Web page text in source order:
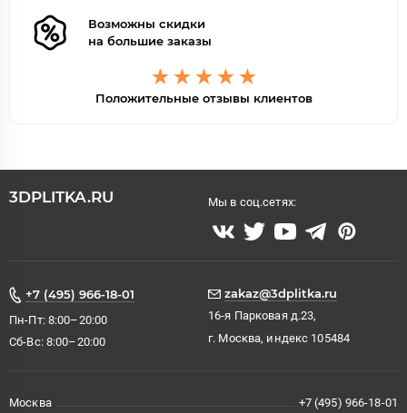
Возможны скидки
на большие заказы
Положительные отзывы клиентов
3DPLITKA.RU Мы в соц.сетях:
+7 (495) 966-18-01
Пн-Пт: 8:00–20:00
Сб-Вс: 8:00–20:00
zakaz@3dplitka.ru
16-я Парковая д.23,
г. Москва, индекс 105484
Москва
+7 (495) 966-18-01